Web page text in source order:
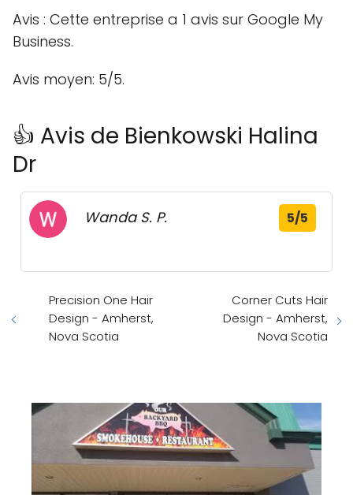
Avis : Cette entreprise a 1 avis sur Google My
Business.
Avis moyen: 5/5.
👍 Avis de Bienkowski Halina
Dr
Wanda S. P. 5/5
Precision One Hair
Design - Amherst,
Nova Scotia
Corner Cuts Hair
Design - Amherst,
Nova Scotia